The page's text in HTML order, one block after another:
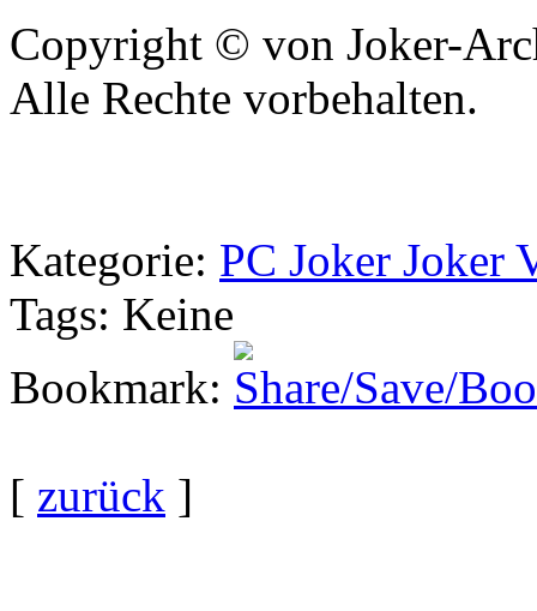
Copyright © von Joker-
Alle Rechte vorbehalten.
Kategorie: PC Joker Joker
Tags: Keine
Bookmark:
[ zurück ]